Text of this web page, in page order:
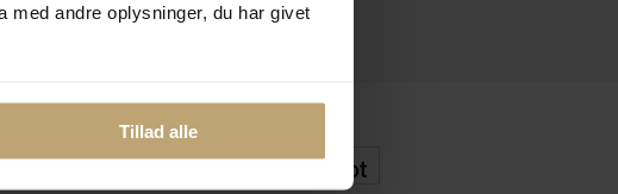
med andre oplysninger, du har givet
Tillad alle